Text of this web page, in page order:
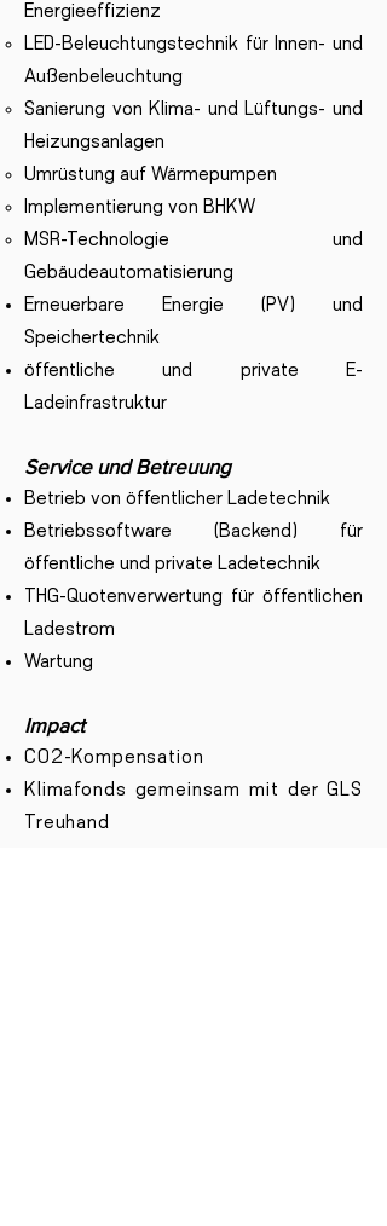
Energieeffizienz
LED-Beleuchtungstechnik für Innen- und
Außenbeleuchtung​
Sanierung von Klima- und Lüftungs- und
Heizungsanlagen
Umrüstung auf Wärmepumpen
Implementierung von BHKW
MSR-Technologie und
Gebäudeautomatisierung
Erneuerbare Energie (PV) und
Speichertechnik
öffentliche und private E-
Ladeinfrastruktur
Service und Betreuung
Betrieb von öffentlicher Ladetechnik
Betriebssoftware (Backend) für
öffentliche und private Ladetechnik
THG-Quotenverwertung für öffentlichen
Ladestrom
Wartung
Impact
CO2-Kompensation
Klimafonds gemeinsam mit der GLS
Treuhand